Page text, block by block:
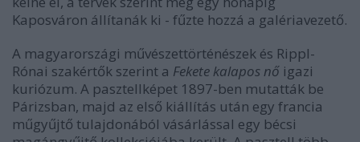
Kaposváron állítanák ki - fűzte hozzá a galériavezető.
A magyarországi művészettörténészek és Rippl-
Rónai szakértők szerint a Fekete kalapos nő igazi
kuriózum. A pasztellképet 1897-ben mutatták be
Párizsban, majd az első kiállítás után egy francia
műgyűjtő tulajdonából vásárlással egy bécsi